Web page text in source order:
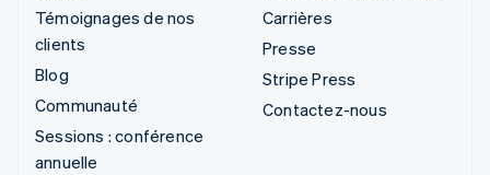
Témoignages de nos
clients
Blog
Communauté
Sessions : conférence
annuelle
Carrières
Presse
Stripe Press
Contactez-nous